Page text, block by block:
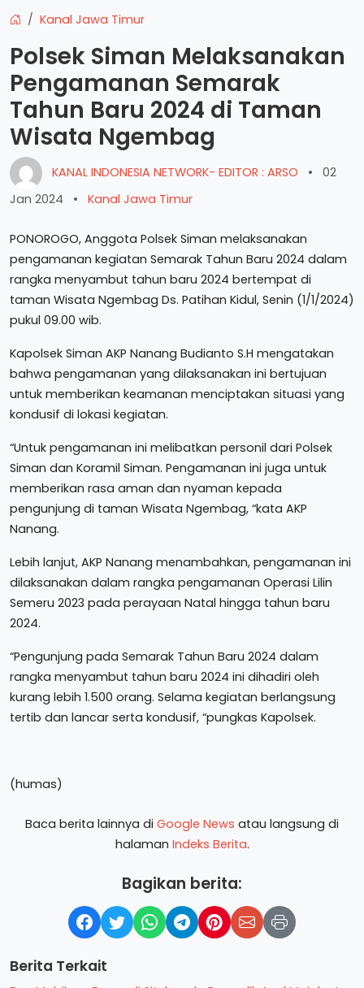
Kanal Jawa Timur
Polsek Siman Melaksanakan
Pengamanan Semarak
Tahun Baru 2024 di Taman
Wisata Ngembag
KANAL INDONESIA NETWORK- EDITOR : ARSO •
02
Jan 2024
• Kanal Jawa Timur
PONOROGO, Anggota Polsek Siman melaksanakan
pengamanan kegiatan Semarak Tahun Baru 2024 dalam
rangka menyambut tahun baru 2024 bertempat di
taman Wisata Ngembag Ds. Patihan Kidul, Senin (1/1/2024)
pukul 09.00 wib.
Kapolsek Siman AKP Nanang Budianto S.H mengatakan
bahwa pengamanan yang dilaksanakan ini bertujuan
untuk memberikan keamanan menciptakan situasi yang
kondusif di lokasi kegiatan.
“Untuk pengamanan ini melibatkan personil dari Polsek
Siman dan Koramil Siman. Pengamanan ini juga untuk
memberikan rasa aman dan nyaman kepada
pengunjung di taman Wisata Ngembag, “kata AKP
Nanang.
Lebih lanjut, AKP Nanang menambahkan, pengamanan ini
dilaksanakan dalam rangka pengamanan Operasi Lilin
Semeru 2023 pada perayaan Natal hingga tahun baru
2024.
“Pengunjung pada Semarak Tahun Baru 2024 dalam
rangka menyambut tahun baru 2024 ini dihadiri oleh
kurang lebih 1.500 orang. Selama kegiatan berlangsung
tertib dan lancar serta kondusif, “pungkas Kapolsek.
(humas)
Baca berita lainnya di Google News atau langsung di
halaman Indeks Berita.
Bagikan berita:
Berita Terkait